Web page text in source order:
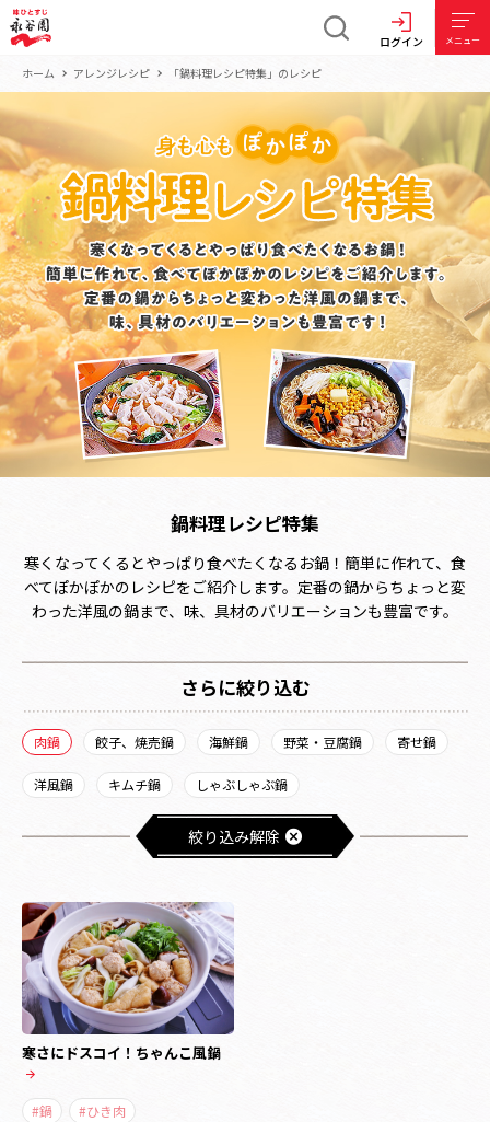
ログイン メニュー
ホーム アレンジレシピ 「鍋料理レシピ特集」のレシピ
鍋料理レシピ特集
寒くなってくるとやっぱり食べたくなるお鍋！簡単に作れて、食
べてぽかぽかのレシピをご紹介します。定番の鍋からちょっと変
わった洋風の鍋まで、味、具材のバリエーションも豊富です。
さらに絞り込む
肉鍋 餃子、焼売鍋 海鮮鍋 野菜・豆腐鍋 寄せ鍋
洋風鍋 キムチ鍋 しゃぶしゃぶ鍋
絞り込み解除
寒さにドスコイ！ちゃんこ風鍋
#鍋 #ひき肉